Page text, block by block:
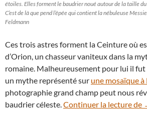
étoiles. Elles forment le baudrier noué autour de la taille
C’est de là que pend l’épée qui contient la nébuleuse
Feldmann
Ces trois astres forment la Ceinture où
d’Orion, un chasseur vaniteux dans la
romaine. Malheureusement pour lui il fut
un mythe représenté sur une mosaïque à
photographie grand champ peut nous
baudrier céleste. Continuer la lecture de